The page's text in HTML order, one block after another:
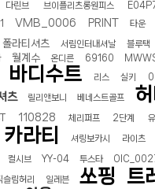
다린브 브이플리츠롱원피스
VMB_0006 PRINT 타운
폴라티셔츠 서림인터내셔날 블루택
월계수 온디른 69160
바디수트 리스 실키
츠 릴리앤보니 베네스트골프
110828 체리퍼프 2단계
카라티 셔링보카시 라이츠
컬시브 YY-04 투스타
슬림허리 일레븐 쏘핑 트